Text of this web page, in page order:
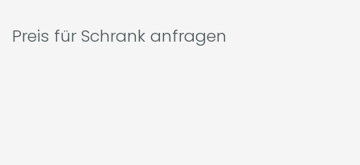
Preis für Schrank anfragen